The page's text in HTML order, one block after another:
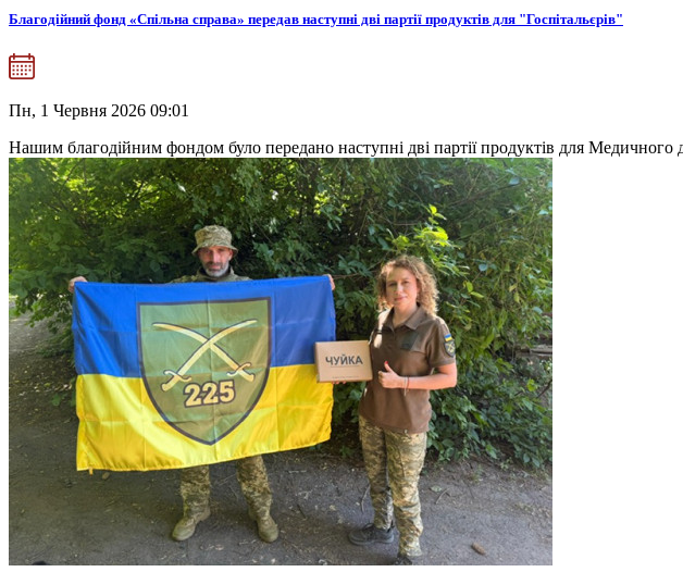
Благодійний фонд «Спільна справа» передав наступні дві партії продуктів для "Госпітальєрів"
Пн, 1 Червня 2026 09:01
Нашим благодійним фондом було передано наступні дві партії продуктів для Медичного